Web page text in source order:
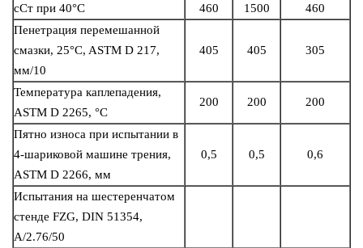
сСт при 40°C
460 1500
460
Пенетрация перемешанной
смазки, 25°C, ASTM D 217,
мм/10
405 405 305
Температура каплепадения,
ASTM D 2265, °C
200 200 200
Пятно износа при испытании в
4-шариковой машине трения,
ASTM D 2266, мм
0,5 0,5 0,6
Испытания на шестеренчатом
стенде FZG, DIN 51354,
A/2.76/50